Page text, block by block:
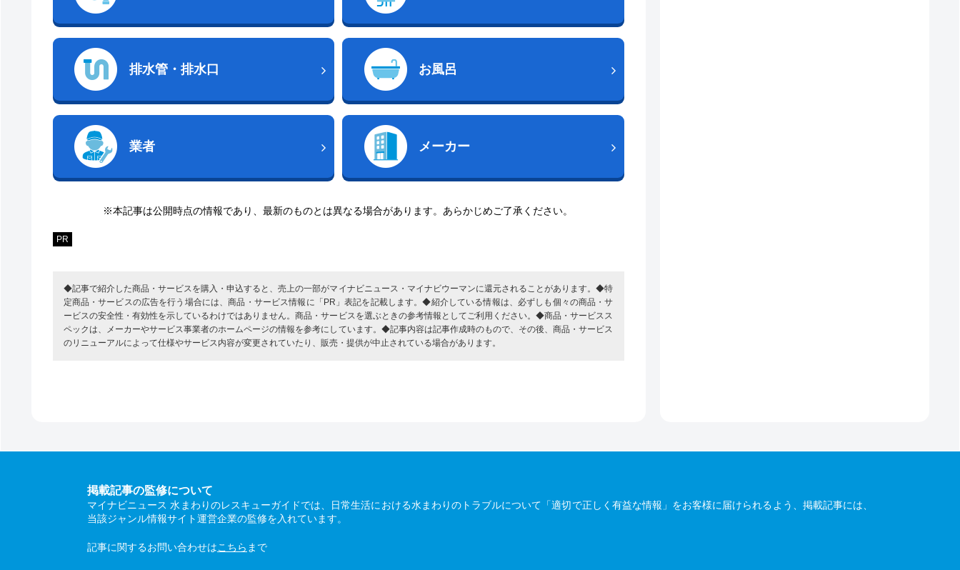
排水管・排水口 お風呂
業者 メーカー
※本記事は公開時点の情報であり、最新のものとは異なる場合があります。あらかじめご了承ください。
PR
◆記事で紹介した商品・サービスを購入・申込すると、売上の一部がマイナビニュース・マイナビウーマンに還元されることがあります。◆特
定商品・サービスの広告を行う場合には、商品・サービス情報に「PR」表記を記載します。◆紹介している情報は、必ずしも個々の商品・サ
ービスの安全性・有効性を示しているわけではありません。商品・サービスを選ぶときの参考情報としてご利用ください。◆商品・サービスス
ペックは、メーカーやサービス事業者のホームページの情報を参考にしています。◆記事内容は記事作成時のもので、その後、商品・サービス
のリニューアルによって仕様やサービス内容が変更されていたり、販売・提供が中止されている場合があります。
掲載記事の監修について
マイナビニュース 水まわりのレスキューガイドでは、日常生活における水まわりのトラブルについて「適切で正しく有益な情報」をお客様に届けられるよう、掲載記事には、
当該ジャンル情報サイト運営企業の監修を入れています。
記事に関するお問い合わせはこちら まで